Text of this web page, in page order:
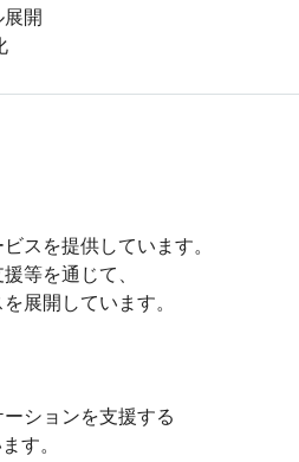
開
スを提供しています。
等を通じて、
展開しています。
ションを支援する
す。